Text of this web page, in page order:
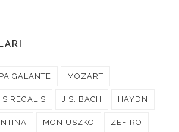
GALANTE MOZART
REGALIS J.S. BACH HAYDN
MONIUSZKO ZEFIRO